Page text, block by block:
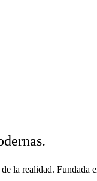
la realidad. Fundada